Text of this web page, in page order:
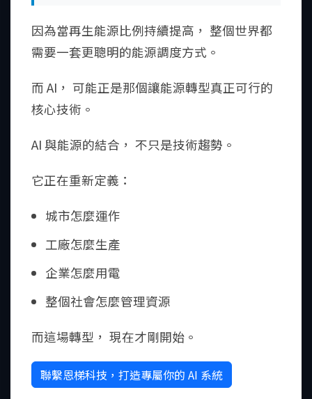
因為當再生能源比例持續提高， 整個世界都
需要一套更聰明的能源調度方式。
而 AI， 可能正是那個讓能源轉型真正可行的
核心技術。
AI 與能源的結合， 不只是技術趨勢。
它正在重新定義：
城市怎麼運作
工廠怎麼生產
企業怎麼用電
整個社會怎麼管理資源
而這場轉型， 現在才剛開始。
聯繫恩梯科技，打造專屬你的 AI 系統